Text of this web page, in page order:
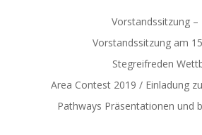
Vorstandssitzung –
Vorstandssitzung am
Stegreifreden
Area Contest 2019 / Einladung
Pathways Präsentationen und